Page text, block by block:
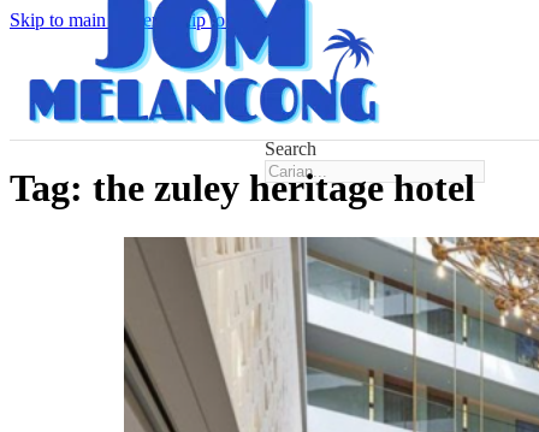
Skip to main content Skip to footer
Search
Tag: the zuley heritage hotel